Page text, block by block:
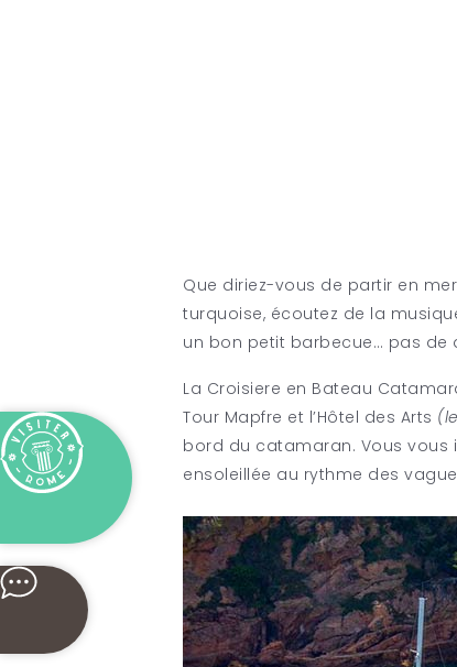
Que diriez-vous de partir en
turquoise, écoutez de la
un bon petit barbecue… pas de
La Croisiere en Bateau
Tour Mapfre et l’Hôtel des Arts
bord du catamaran. Vous vous
ensoleillée au rythme des